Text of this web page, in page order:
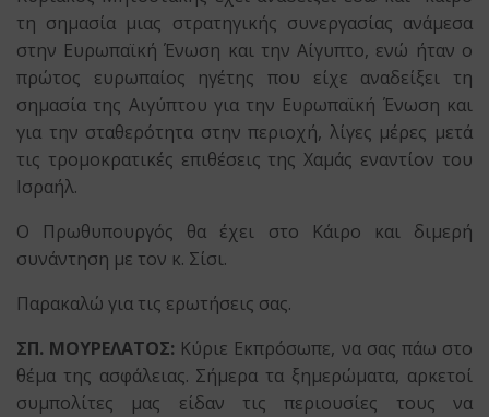
τη σημασία μιας στρατηγικής συνεργασίας ανάμεσα
στην Ευρωπαϊκή Ένωση και την Αίγυπτο, ενώ ήταν ο
πρώτος ευρωπαίος ηγέτης που είχε αναδείξει τη
σημασία της Αιγύπτου για την Ευρωπαϊκή Ένωση και
για την σταθερότητα στην περιοχή, λίγες μέρες μετά
τις τρομοκρατικές επιθέσεις της Χαμάς εναντίον του
Ισραήλ.
Ο Πρωθυπουργός θα έχει στο Κάιρο και διμερή
συνάντηση με τον κ. Σίσι.
Παρακαλώ για τις ερωτήσεις σας.
ΣΠ. ΜΟΥΡΕΛΑΤΟΣ: Κύριε Εκπρόσωπε, να σας πάω στο
θέμα της ασφάλειας. Σήμερα τα ξημερώματα, αρκετοί
συμπολίτες μας είδαν τις περιουσίες τους να